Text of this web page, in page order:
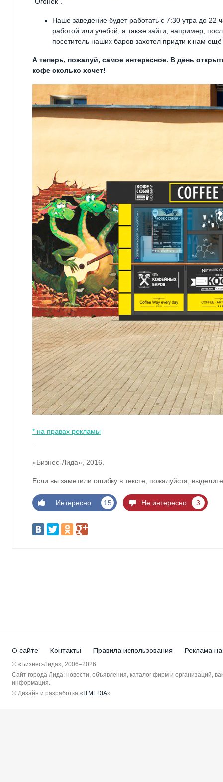
Наше заведение будет работать с 7:30 утра до 22
работой или учебой, а также зайти, например,
посетитель наших баров захотел придти к нам ещё
А теперь, пожалуй, самое интересное. В день
кофе сколько хочет!
* на правах рекламы
«Бизнес-Лида», 2016.
Если вы заметили ошибку в тексте, пожалуйста,
Интересно 15 Не интересно 3
О сайте Контакты Правила использования Реклама
© «Бизнес-Лида», 2006–2026
Сайт города Лида: новости, объявления, каталог фирм и организаций,
информация.
© Дизайн и разработка «ITMEDIA»